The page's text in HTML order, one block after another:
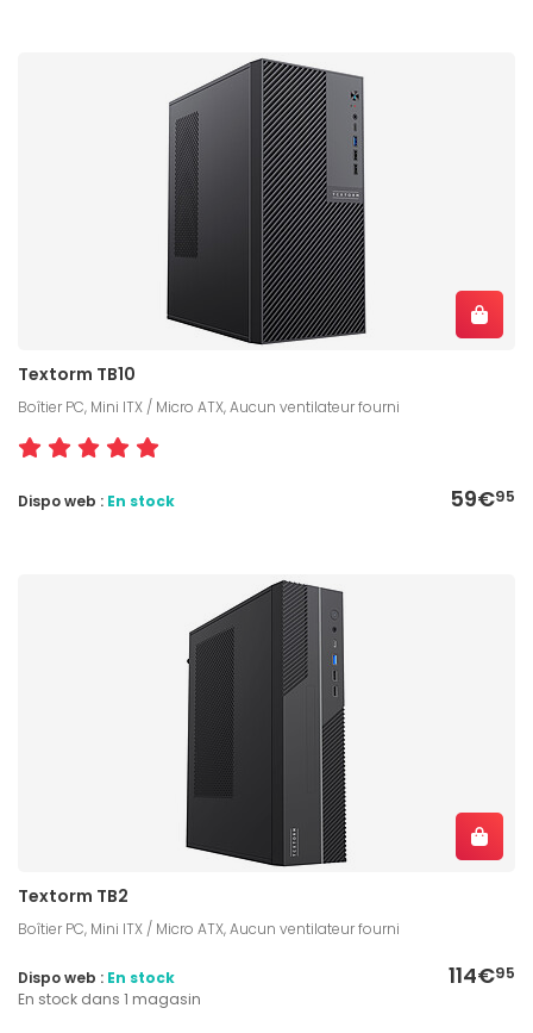
Textorm TB10
Boîtier PC, Mini ITX / Micro ATX, Aucun ventilateur fourni
59€95
Dispo web : En stock
Textorm TB2
Boîtier PC, Mini ITX / Micro ATX, Aucun ventilateur fourni
114€95
Dispo web : En stock
En stock dans 1 magasin